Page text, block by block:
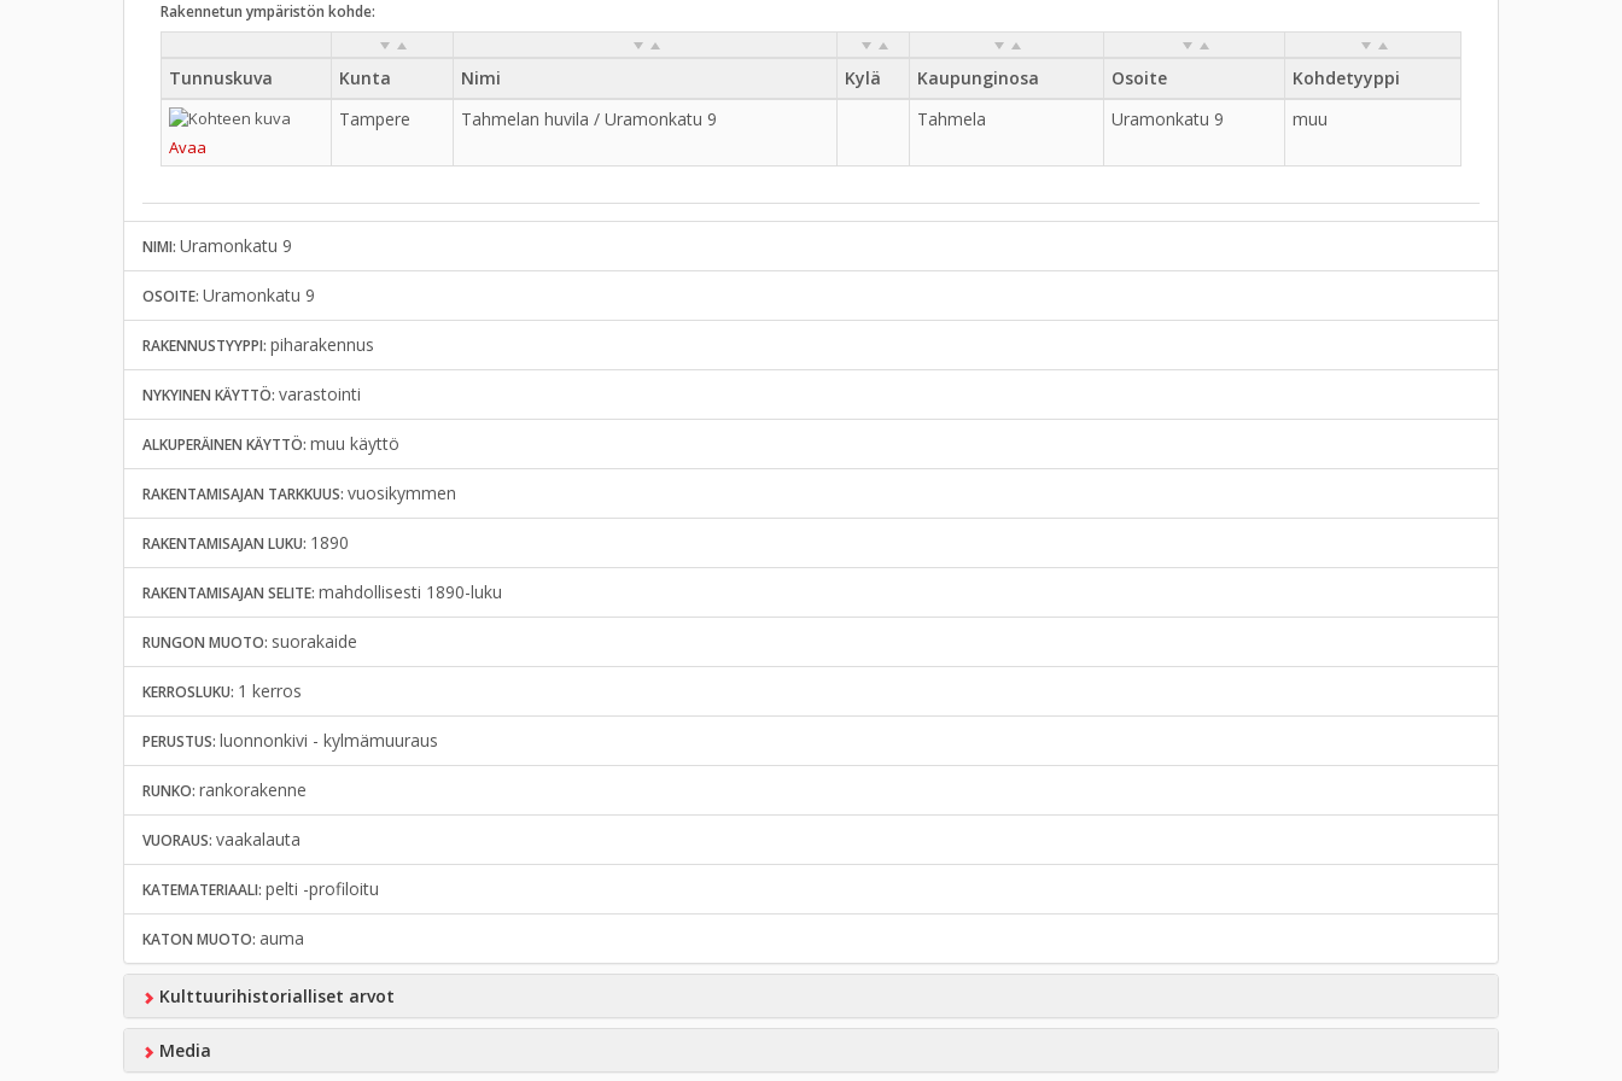
Rakennetun ympäristön kohde:
Tunnuskuva Kunta Nimi Kylä Kaupunginosa Osoite Kohdetyyppi
Avaa
Tampere Tahmelan huvila / Uramonkatu 9 Tahmela Uramonkatu 9 muu
NIMI: Uramonkatu 9
OSOITE: Uramonkatu 9
RAKENNUSTYYPPI: piharakennus
NYKYINEN KÄYTTÖ: varastointi
ALKUPERÄINEN KÄYTTÖ: muu käyttö
RAKENTAMISAJAN TARKKUUS: vuosikymmen
RAKENTAMISAJAN LUKU: 1890
RAKENTAMISAJAN SELITE: mahdollisesti 1890-luku
RUNGON MUOTO: suorakaide
KERROSLUKU: 1 kerros
PERUSTUS: luonnonkivi - kylmämuuraus
RUNKO: rankorakenne
VUORAUS: vaakalauta
KATEMATERIAALI: pelti -profiloitu
KATON MUOTO: auma
Kulttuurihistorialliset arvot
Media